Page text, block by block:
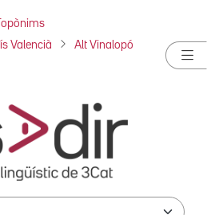
Topònims
Valencià Alt Vinalopó